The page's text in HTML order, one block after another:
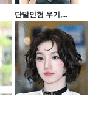
단발인형 우기,...